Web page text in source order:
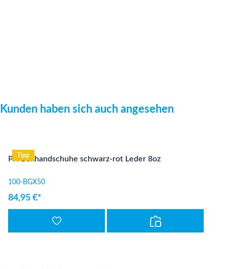
Produktgalerie überspringen
Kunden haben sich auch angesehen
Tipp
PX Boxhandschuhe schwarz-rot Leder 8oz
100-BGX50
84,95 €*